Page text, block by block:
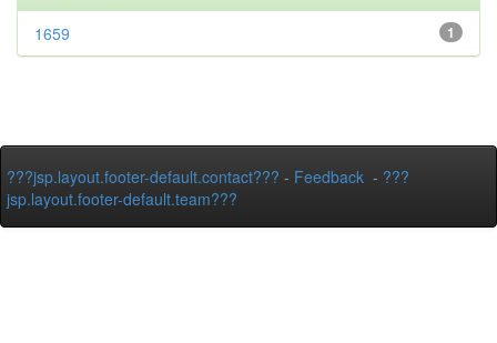
1
1659
???jsp.layout.footer-default.contact??? - Feedback - ???
jsp.layout.footer-default.team???